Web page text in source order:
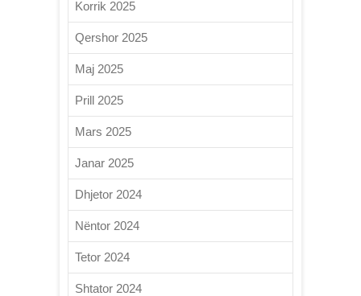
Korrik 2025
Qershor 2025
Maj 2025
Prill 2025
Mars 2025
Janar 2025
Dhjetor 2024
Nëntor 2024
Tetor 2024
Shtator 2024